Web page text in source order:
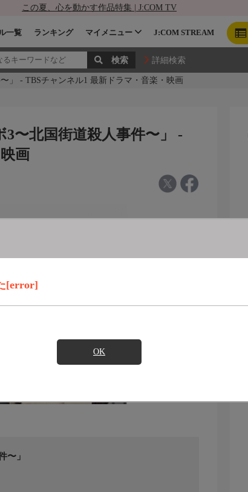
この夏、心を動かす作品特集 | J:COM TV
一覧 ランキング マイメニュー J:COM STREAM
詳細検索
」 - TBSチャンネル1 最新ドラマ・音楽・映画
[error]
OK
〜北国街道殺人事件〜」 -
画
〜」